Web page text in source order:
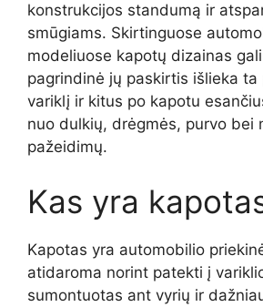
konstrukcijos standumą ir
smūgiams. Skirtinguose
modeliuose kapotų dizainas
pagrindinė jų paskirtis išlieka ta
variklį ir kitus po kapotu
nuo dulkių, drėgmės, purvo bei
pažeidimų.
Kas yra
Kapotas yra automobilio
atidaroma norint patekti į
sumontuotas ant vyrių ir